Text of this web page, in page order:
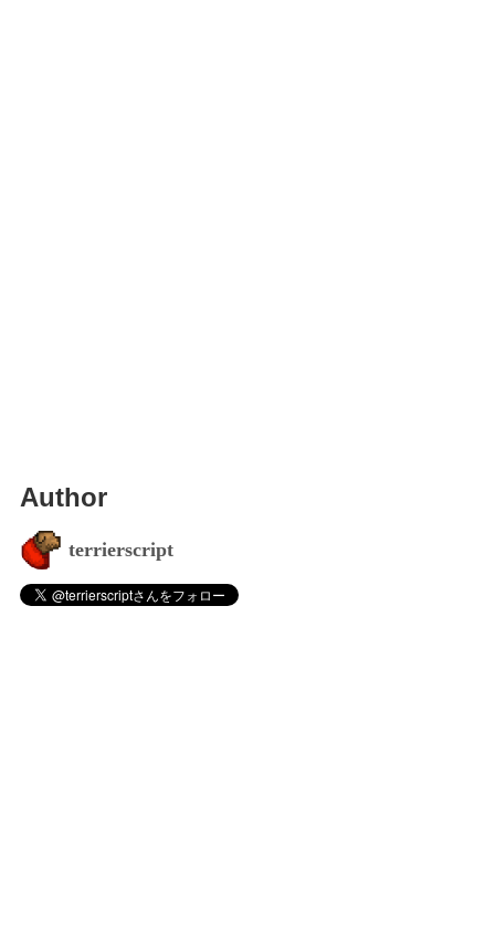
Author
terrierscript